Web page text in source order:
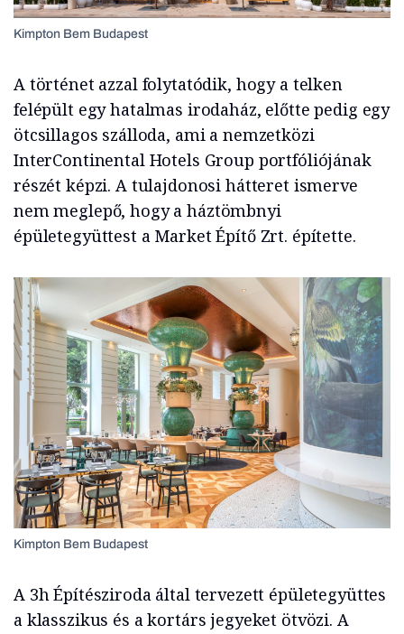
Kimpton Bem Budapest
A történet azzal folytatódik, hogy a telken
felépült egy hatalmas irodaház, előtte pedig egy
ötcsillagos szálloda, ami a nemzetközi
InterContinental Hotels Group portfóliójának
részét képzi. A tulajdonosi hátteret ismerve
nem meglepő, hogy a háztömbnyi
épületegyüttest a Market Építő Zrt. építette.
Kimpton Bem Budapest
A 3h Építésziroda által tervezett épületegyüttes
a klasszikus és a kortárs jegyeket ötvözi. A